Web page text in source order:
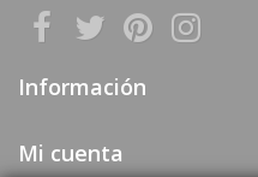
Información
Mi cuenta